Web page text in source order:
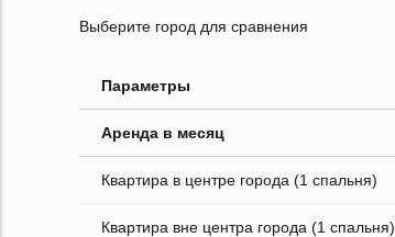
Выберите город для сравнения
Параметры
Аренда в месяц
Квартира в центре города (1 спальня)
Квартира вне центра города (1 спальня)